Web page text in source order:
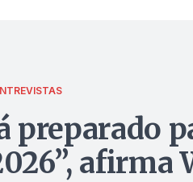
preparado
afirma